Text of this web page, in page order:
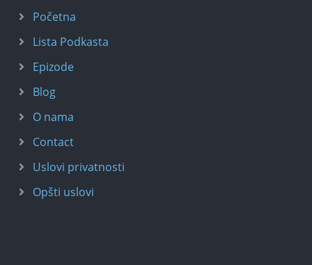
Početna
Lista Podkasta
Epizode
Blog
O nama
Contact
Uslovi privatnosti
Opšti uslovi